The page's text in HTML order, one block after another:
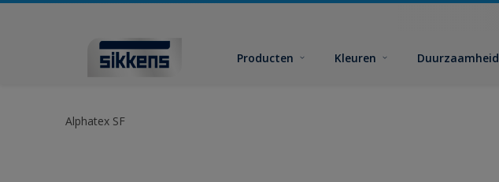
Producten Kleuren Duurzaamheid
Alphatex SF